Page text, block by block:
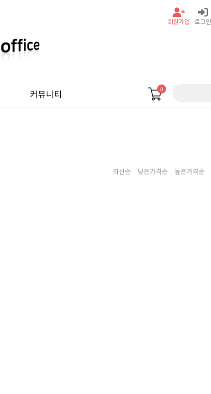
회원가입 로그인
커뮤니티 0
최신순 낮은가격순 높은가격순